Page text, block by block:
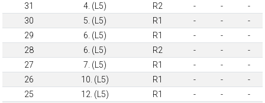
31
4. (L5) R2 - -
-
30
5. (L5) R1 - -
-
29
6. (L5) R1 - -
-
28
6. (L5) R2 - -
-
27
7. (L5) R1 - -
-
26
10. (L5) R1 - -
-
25
12. (L5) R1 - -
-